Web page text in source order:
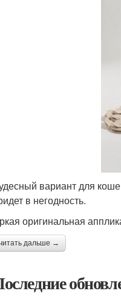
вариант для
в негодность.
оригинальная
дальше →